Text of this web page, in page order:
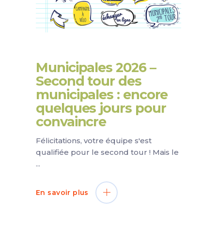
Municipales 2026 –
Second tour des
municipales : encore
quelques jours pour
convaincre
Félicitations, votre équipe s'est
qualifiée pour le second tour ! Mais le
En savoir plus